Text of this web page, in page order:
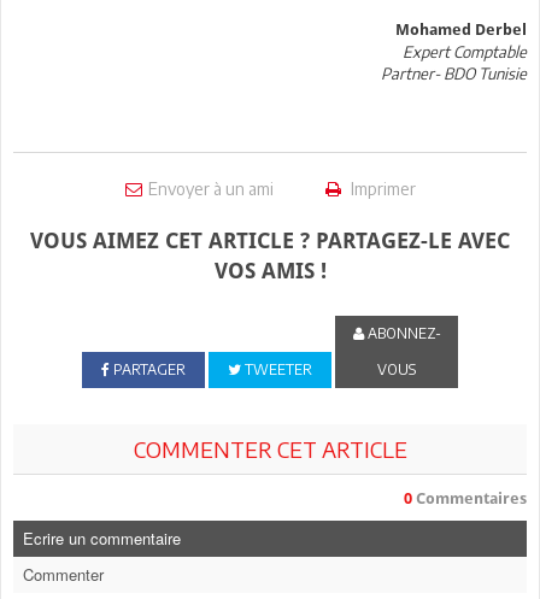
Mohamed Derbel
Expert Comptable
Partner- BDO Tunisie
Envoyer à un ami Imprimer
VOUS AIMEZ CET ARTICLE ? PARTAGEZ-LE AVEC
VOS AMIS !
PARTAGER TWEETER
ABONNEZ-
VOUS
COMMENTER CET ARTICLE
0 Commentaires
Ecrire un commentaire
Commenter